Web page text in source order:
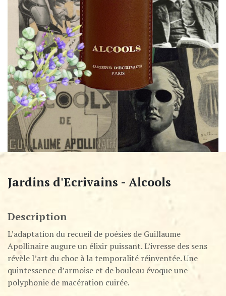
Jardins d'Ecrivains - Alcools
Description
L’adaptation du recueil de poésies de Guillaume
Apollinaire augure un élixir puissant. L’ivresse des sens
révèle l’art du choc à la temporalité réinventée. Une
quintessence d’armoise et de bouleau évoque une
polyphonie de macération cuirée.